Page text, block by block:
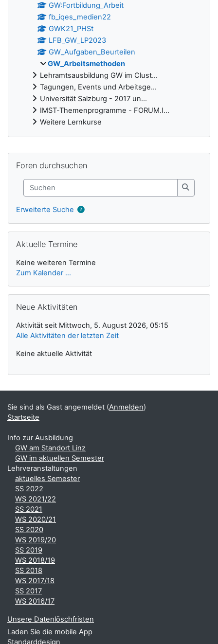
GW:Fortbildung_Arbeit
fb_iqes_medien22
GWK21_PHSt
LFB_GW_LP2023
GW_Aufgaben_Beurteilen
GW_Arbeitsmethoden
Lehramtsausbildung GW im Clust...
Tagungen, Events und Arbeitsge...
Universität Salzburg - 2017 un...
IMST-Themenprogramme - FORUM.I...
Weitere Lernkurse
Ergänzungsblöcke
Foren durchsuchen
Suchen
Suchen
Erweiterte Suche
Aktuelle Termine
Keine weiteren Termine
Zum Kalender ...
Neue Aktivitäten
Aktivität seit Mittwoch, 5. August 2026, 05:15
Alle Aktivitäten der letzten Zeit
Keine aktuelle Aktivität
Sie sind als Gast angemeldet (Anmelden)
Startseite
Info zur Ausbildung
GW am Standort Linz
GW im aktuellen Semester
Lehrveranstaltungen
aktuelles Semester
SS 2022
WS 2021/22
SS 2021
WS 2020/21
SS 2020
WS 2019/20
SS 2019
WS 2018/19
SS 2018
WS 2017/18
SS 2017
WS 2016/17
Unsere Datenlöschfristen
Laden Sie die mobile App
Standarddesign